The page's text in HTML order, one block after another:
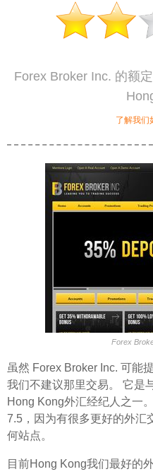
Forex Broker Inc. 的额
了解我们
Forex
虽然 Forex Broker Inc. 可能
我们不建议那里交易。 它是
Hong Kong外汇经纪人之一
7.5，因为有很多更好的外汇
何站点。
目前Hong Kong我们最好的